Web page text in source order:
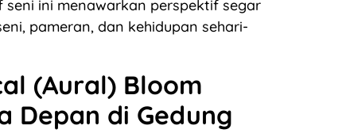
ini menawarkan perspektif segar
pameran, dan kehidupan sehari-
(Aural) Bloom
Depan di Gedung